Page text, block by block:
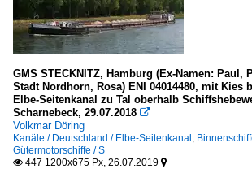
GMS STECKNITZ, Hamburg (Ex-Namen: Paul,
Stadt Nordhorn, Rosa) ENI 04014480, mit Kies
Elbe-Seitenkanal zu Tal oberhalb
Scharnebeck, 29.07.2018 
Volkmar Döring
Kanäle / Deutschland / Elbe-Seitenkanal,
Gütermotorschiffe / S
 447 1200x675 Px, 26.07.2019 